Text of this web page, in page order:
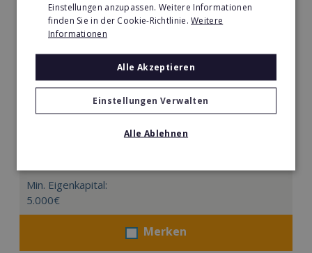
Körperformen EMS
Körperformen - Erfolg mit medizinisch erprobtem
Min. Eigenkapital:
5.000€
Merken
Einstellungen anzupassen. Weitere Informationen
finden Sie in der Cookie-Richtlinie.Weitere
Informationen
Alle Akzeptieren
Einstellungen Verwalten
Alle Ablehnen